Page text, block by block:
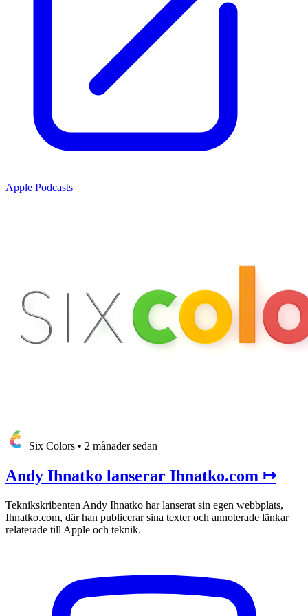
Apple Podcasts
Six Colors • 2 månader sedan
Andy Ihnatko lanserar Ihnatko.com ↦
Teknikskribenten Andy Ihnatko har lanserat sin egen webbplats,
Ihnatko.com, där han publicerar sina texter och annoterade länkar
relaterade till Apple och teknik.